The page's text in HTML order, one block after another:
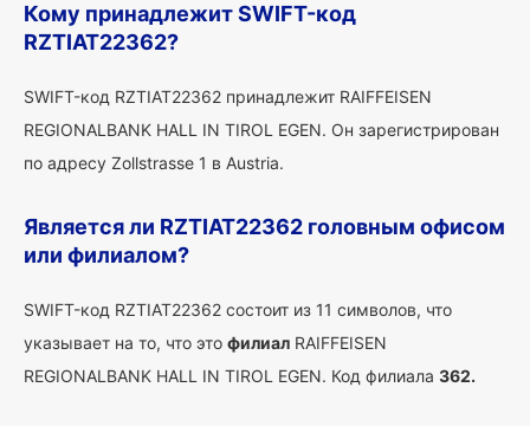
Кому принадлежит SWIFT-код
RZTIAT22362?
SWIFT-код RZTIAT22362 принадлежит RAIFFEISEN
REGIONALBANK HALL IN TIROL EGEN. Он зарегистрирован
по адресу Zollstrasse 1 в Austria.
Является ли RZTIAT22362 головным офисом
или филиалом?
SWIFT-код RZTIAT22362 состоит из 11 символов, что
указывает на то, что это филиал RAIFFEISEN
REGIONALBANK HALL IN TIROL EGEN. Код филиала 362.